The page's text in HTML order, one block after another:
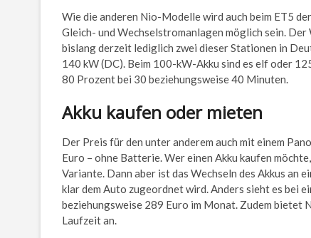
Wie die anderen Nio-Modelle wird auch beim ET5
Gleich- und Wechselstromanlagen möglich sein.
bislang derzeit lediglich zwei dieser Stationen in
140 kW (DC). Beim 100-kW-Akku sind es elf oder
80 Prozent bei 30 beziehungsweise 40 Minuten.
Akku kaufen oder mieten
Der Preis für den unter anderem auch mit einem
Euro – ohne Batterie. Wer einen Akku kaufen
Variante. Dann aber ist das Wechseln des Akkus an
klar dem Auto zugeordnet wird. Anders sieht es bei
beziehungsweise 289 Euro im Monat. Zudem bietet
Laufzeit an.